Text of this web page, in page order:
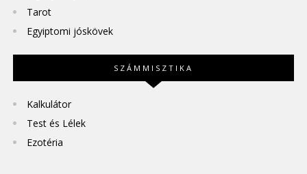
Tarot
Egyiptomi jóskövek
SZÁMMISZTIKA
Kalkulátor
Test és Lélek
Ezotéria